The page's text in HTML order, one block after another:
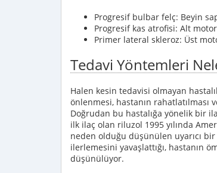
Progresif bulbar felç: Beyin
Progresif kas atrofisi: Alt
Primer lateral skleroz: Üst
Tedavi Yöntemleri
Halen kesin tedavisi olmayan
önlenmesi, hastanın rahatlatılması
Doğrudan bu hastalığa yönelik bir
ilk ilaç olan riluzol 1995 yılında
neden olduğu düşünülen uyarıcı
ilerlemesini yavaşlattığı, hastanın
düşünülüyor.